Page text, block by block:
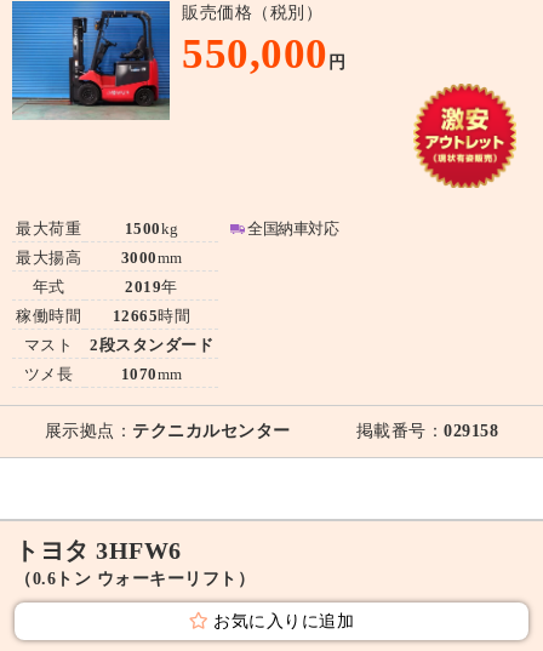
販売価格（税別）
550,000 円
最大荷重
最大揚高
年式
稼働時間
マスト
ツメ長
1500kg
3000mm
2019年
12665時間
2段スタンダード
1070mm
全国納車対応
展示拠点： テクニカルセンター 掲載番号：029158
トヨタ 3HFW6
（0.6トン ウォーキーリフト）
お気に入りに追加